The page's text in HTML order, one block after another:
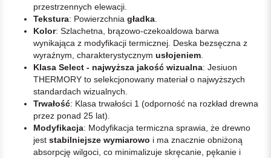
przestrzennych elewacji.
Tekstura: Powierzchnia gładka
Kolor: Szlachetna, brązowo-czekoaldowa barwa
wynikająca z modyfikacji termicznej. Deska bezsęczna z
wyraźnym, charakterystycznym usłojeniem
Klasa Select - najwyższa jakość wizualna: Jesiuon
THERMORY to selekcjonowany materiał o najwyższych
standardach wizualnych.
Trwałość: Klasa trwałości 1 (odporność na rozkład drewna
przez ponad 25 lat).
Modyfikacja: Modyfikacja termiczna sprawia, że drewno
jest stabilniejsze wymiarowo i ma znacznie obniżoną
absorpcję wilgoci, co minimalizuje skręcanie, pękanie i